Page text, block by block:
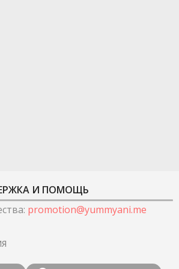
И ПОМОЩЬ
: promotion@yummyani.me